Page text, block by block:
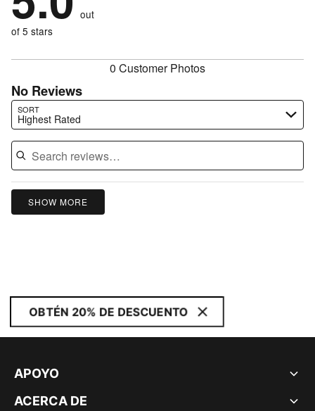
reviewers
of
reviewers
0%
of
reviewers
0%
of
out
of 5 stars
0 Customer Photos
No Reviews
SORT
Highest Rated
Search reviews…
SHOW MORE
OBTÉN 20% DE DESCUENTO
APOYO
ACERCA DE